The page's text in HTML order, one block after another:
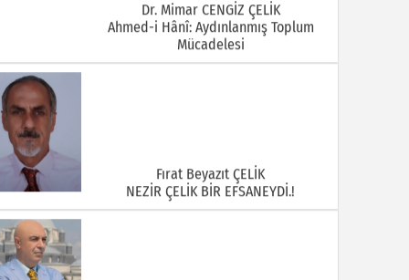
Dr. Mimar CENGİZ ÇELİK
Ahmed-i Hânî: Aydınlanmış Toplum
Mücadelesi
Fırat Beyazıt ÇELİK
NEZİR ÇELİK BİR EFSANEYDİ.!